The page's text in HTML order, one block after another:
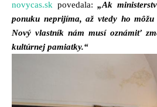
novycas.sk povedala:„Ak
ponuku neprijíma, až vtedy ho
Nový vlastník nám musí oznámiť
kultúrnej pamiatky.“